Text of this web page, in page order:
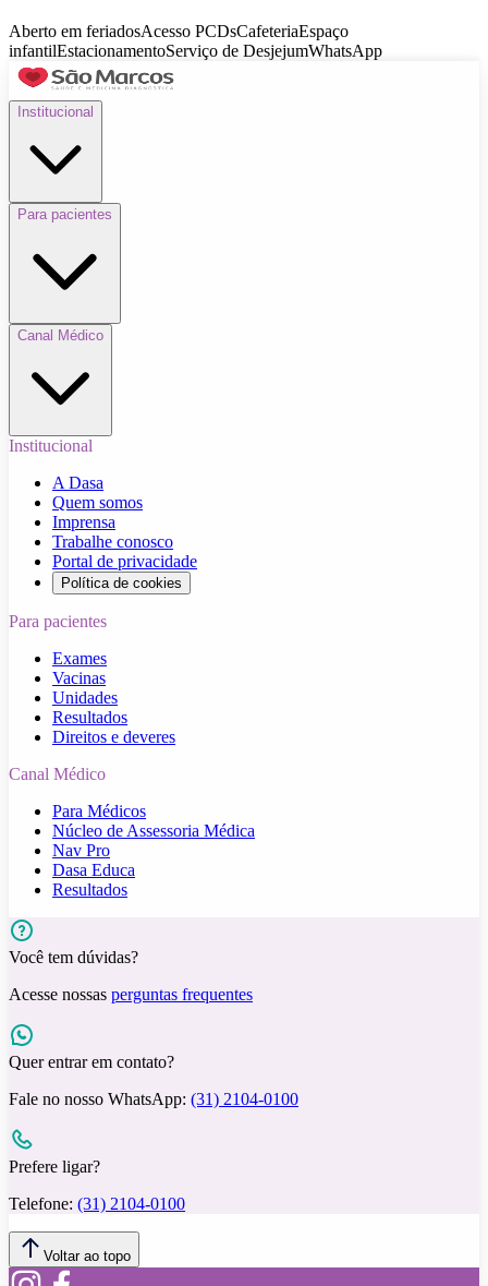
Aberto em feriadosAcesso PCDsCafeteriaEspaço
infantilEstacionamentoServiço de DesjejumWhatsApp
Institucional
Para pacientes
Canal Médico
Institucional
A Dasa
Quem somos
Imprensa
Trabalhe conosco
Portal de privacidade
Política de cookies
Para pacientes
Exames
Vacinas
Unidades
Resultados
Direitos e deveres
Canal Médico
Para Médicos
Núcleo de Assessoria Médica
Nav Pro
Dasa Educa
Resultados
Você tem dúvidas?
Acesse nossas perguntas frequentes
Quer entrar em contato?
Fale no nosso WhatsApp: (31) 2104-0100
Prefere ligar?
Telefone: (31) 2104-0100
Voltar ao topo